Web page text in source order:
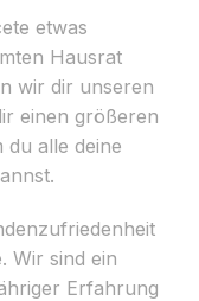
etwas
Hausrat
wir dir unseren
einen größeren
alle deine
Wir sind ein
Erfahrung